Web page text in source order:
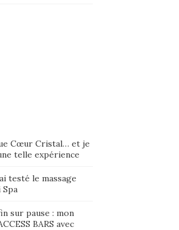
Cœur Cristal… et je
telle expérience
testé le massage
Spa
sur pause : mon
BARS avec